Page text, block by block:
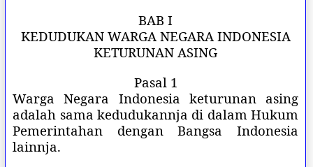
BAB I
KEDUDUKAN WARGA NEGARA INDONESIA
KETURUNAN ASING
Pasal 1
Warga Negara Indonesia keturunan asing
adalah sama kedudukannja di dalam Hukum
Pemerintahan dengan Bangsa Indonesia
lainnja.